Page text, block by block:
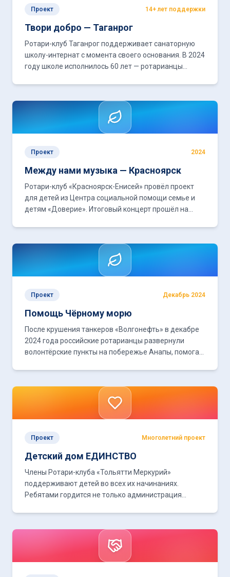
Проект 14+ лет поддержки
Твори добро — Таганрог
Ротари-клуб Таганрог поддерживает санаторную
школу-интернат с момента своего основания. В 2024
году школе исполнилось 60 лет — ротарианцы
Проект 2024
Между нами музыка — Красноярск
Ротари-клуб «Красноярск-Енисей» провёл проект
для детей из Центра социальной помощи семье и
детям «Доверие». Итоговый концерт прошёл на
Проект Декабрь 2024
Помощь Чёрному морю
После крушения танкеров «Волгонефть» в декабре
2024 года российские ротарианцы развернули
волонтёрские пункты на побережье Анапы, помогая
Проект Многолетний проект
Детский дом ЕДИНСТВО
Члены Ротари-клуба «Тольятти Меркурий»
поддерживают детей во всех их начинаниях.
Ребятами гордится не только администрация